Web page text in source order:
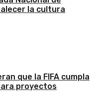
la cultura
que la FIFA cumpla
proyectos